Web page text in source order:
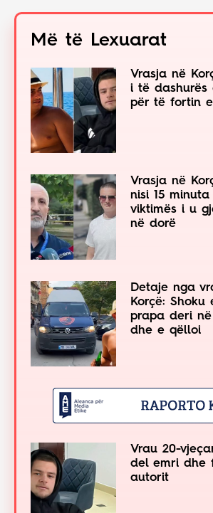
Më të Lexuarat
Vrasja në
i të dashurës
për të fortin
Vrasja në
nisi 15
viktimës i u
në dorë
Detaje nga
Korçë:
prapa deri
dhe e qëlloi
Vrau 20-
del emri dhe
autorit